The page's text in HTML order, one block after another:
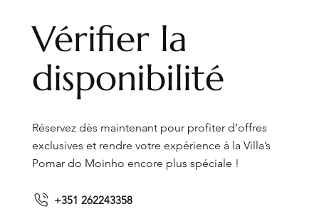
Vérifier la
disponibilité
Réservez dès maintenant pour profiter d’offres
exclusives et rendre votre expérience à la Villa’s
Pomar do Moinho encore plus spéciale !
+351 262243358